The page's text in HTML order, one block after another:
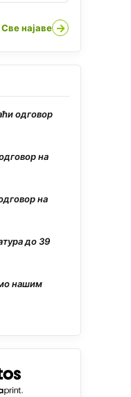
Све најаве →
одговор
на
на
до 39
нашим